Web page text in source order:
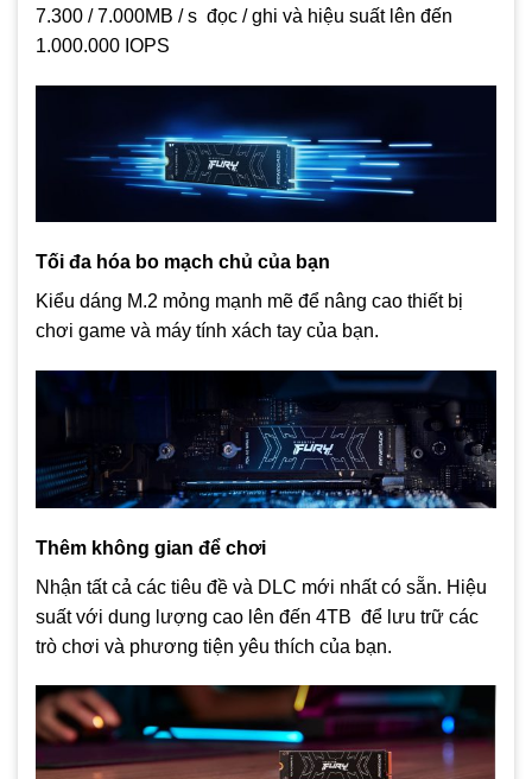
7.300 / 7.000MB / s đọc / ghi và hiệu suất lên đến
1.000.000 IOPS
Tối đa hóa bo mạch chủ của bạn
Kiểu dáng M.2 mỏng mạnh mẽ để nâng cao thiết bị
chơi game và máy tính xách tay của bạn.
Thêm không gian để chơi
Nhận tất cả các tiêu đề và DLC mới nhất có sẵn. Hiệu
suất với dung lượng cao lên đến 4TB để lưu trữ các
trò chơi và phương tiện yêu thích của bạn.